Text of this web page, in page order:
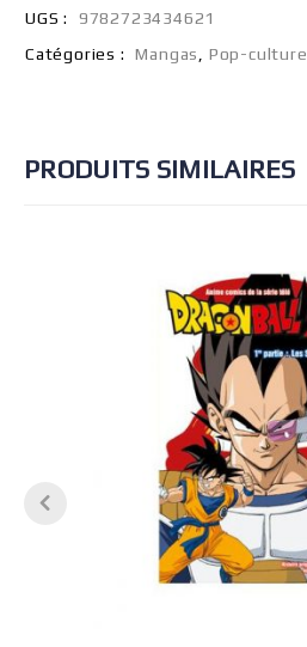
UGS :
9782723434621
Catégories :
Mangas Pop-culture
PRODUITS SIMILAIRES